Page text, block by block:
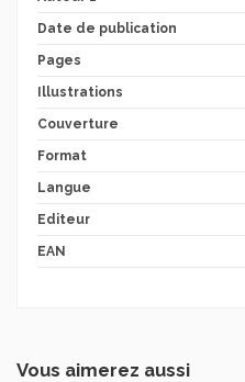
Date de publication
Pages
Illustrations
Couverture
Format
Langue
Editeur
EAN
Vous aimerez aussi